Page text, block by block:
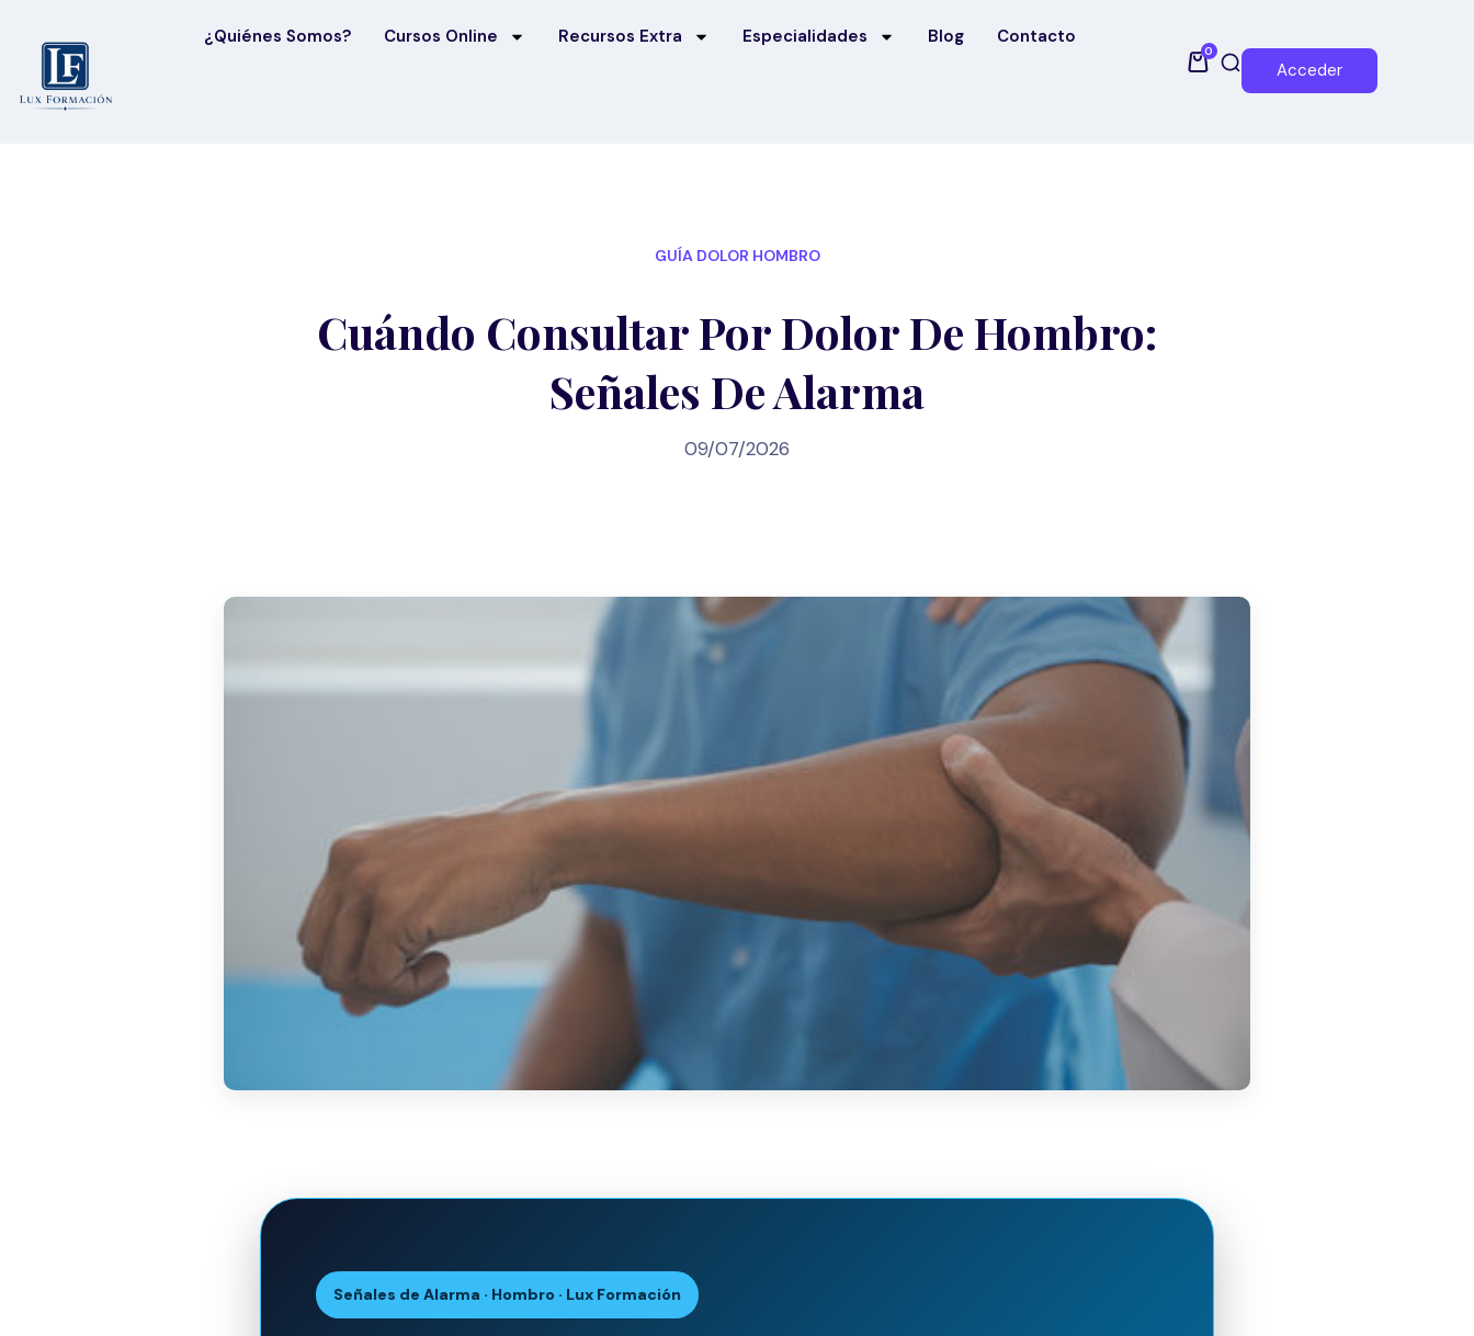
¿Quiénes Somos? Cursos Online Recursos Extra Especialidades Blog Contacto
0
Acceder
GUÍA DOLOR HOMBRO
Cuándo Consultar Por Dolor De Hombro:
Señales De Alarma
09/07/2026
Señales de Alarma · Hombro · Lux Formación